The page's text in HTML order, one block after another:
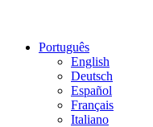
Português
English
Deutsch
Español
Français
Italiano